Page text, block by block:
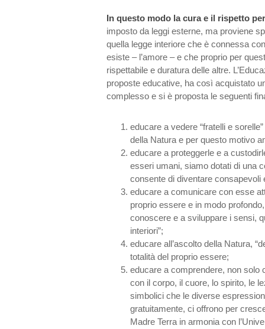
In questo modo la cura e il rispetto
imposto da leggi esterne, ma proviene
quella legge interiore che è connessa
esiste – l’amore – e che proprio per
rispettabile e duratura delle altre.
proposte educative, ha così acquistato
complesso e si è proposta le seguenti
educare a vedere “fratelli e
della Natura e per questo motivo
educare a proteggerle e a
esseri umani, siamo dotati di una
consente di diventare consapevoli
educare a comunicare con esse
proprio essere e in modo
conoscere e a sviluppare i sensi,
interiori”;
educare all’ascolto della Natura,
totalità del proprio essere;
educare a comprendere, non solo
con il corpo, il cuore, lo spirito, le
simbolici che le diverse
gratuitamente, ci offrono per
Madre Terra in armonia con